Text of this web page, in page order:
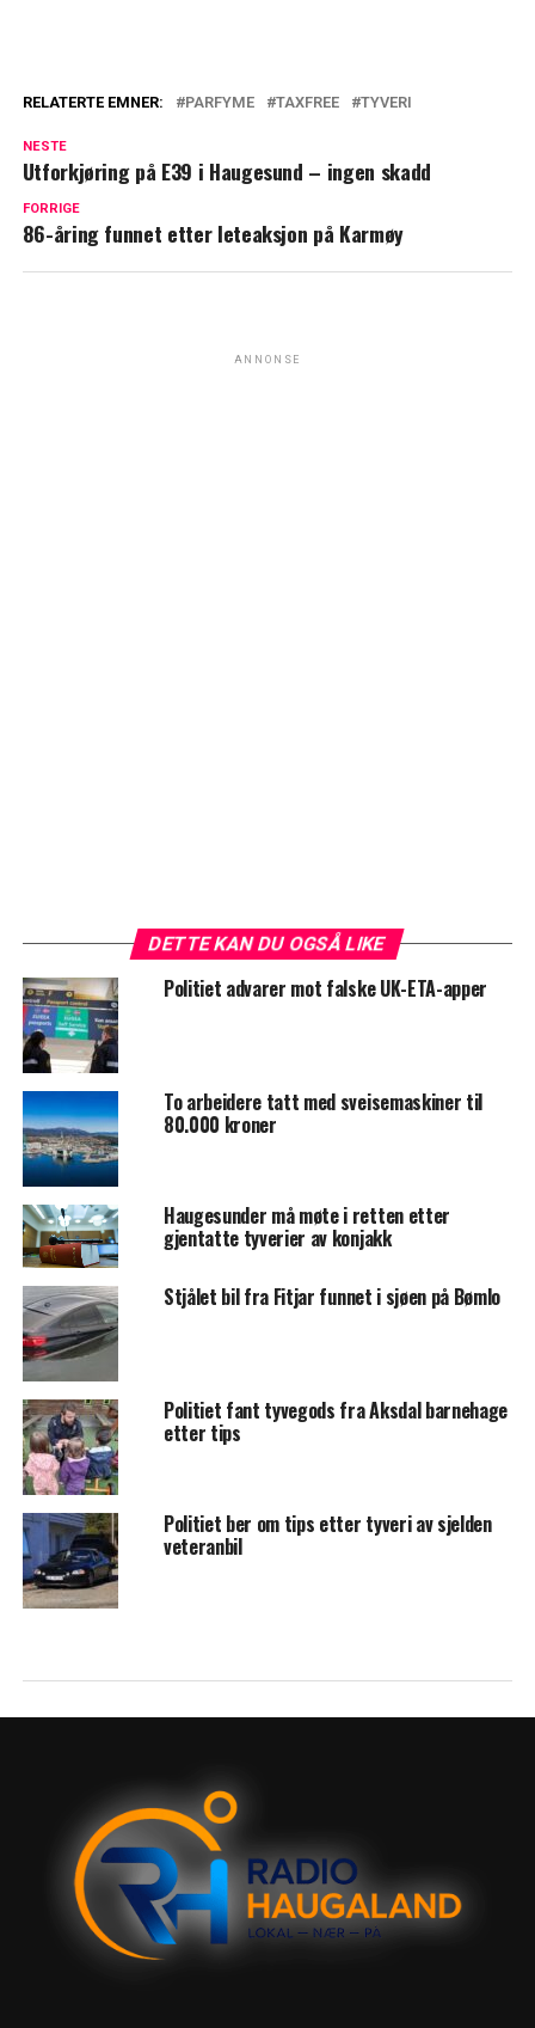
RELATERTE EMNER: PARFYME TAXFREE TYVERI
NESTE
Utforkjøring på E39 i Haugesund – ingen skadd
FORRIGE
86-åring funnet etter leteaksjon på Karmøy
ANNONSE
DETTE KAN DU OGSÅ LIKE
Politiet advarer mot falske UK-ETA-apper
To arbeidere tatt med sveisemaskiner til
80.000 kroner
Haugesunder må møte i retten etter
gjentatte tyverier av konjakk
Stjålet bil fra Fitjar funnet i sjøen på Bømlo
Politiet fant tyvegods fra Aksdal barnehage
etter tips
Politiet ber om tips etter tyveri av sjelden
veteranbil